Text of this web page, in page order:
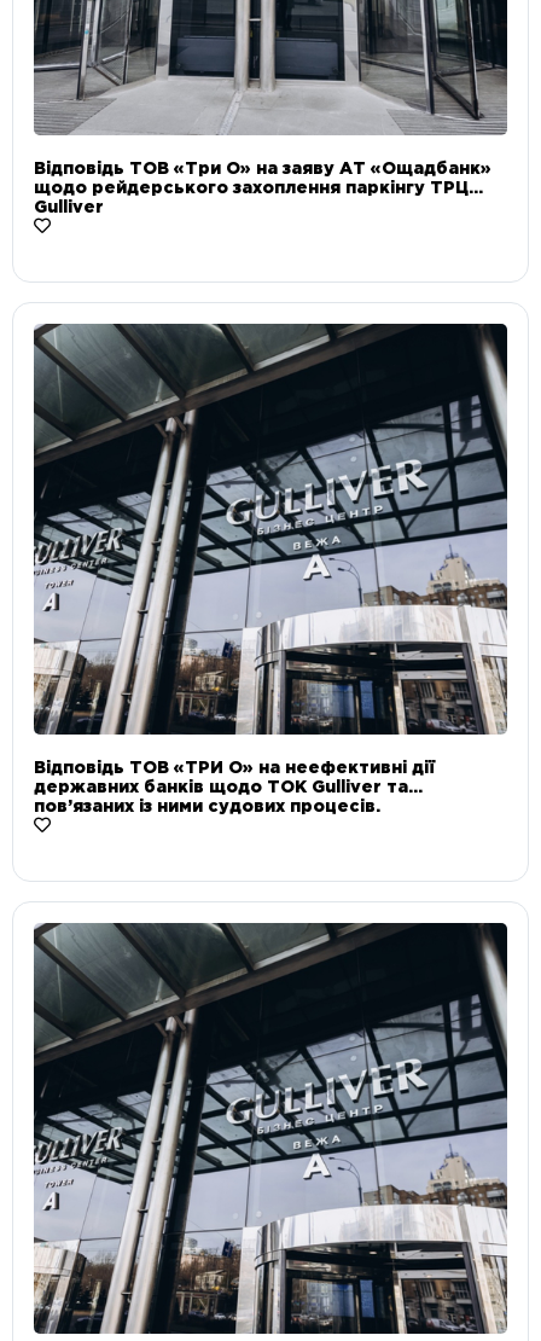
Відповідь ТОВ «Три О» на заяву АТ «Ощадбанк»
щодо рейдерського захоплення паркінгу ТРЦ
Gulliver
Відповідь ТОВ «ТРИ О» на неефективні дії
державних банків щодо ТОК Gulliver та
пов’язаних із ними судових процесів.